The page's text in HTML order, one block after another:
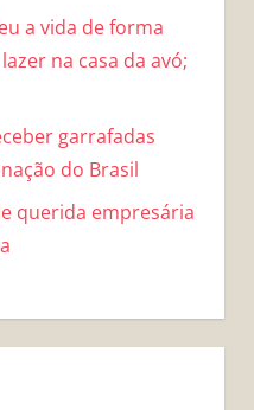
a vida de forma
na casa da avó;
garrafadas
do Brasil
querida empresária